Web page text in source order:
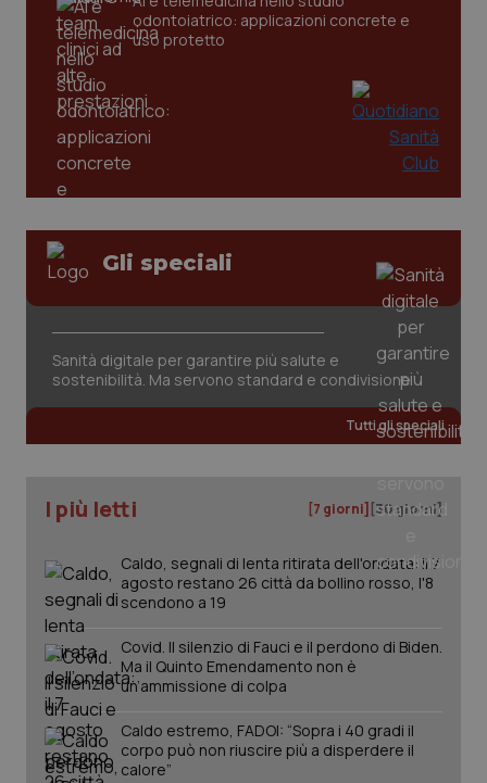
odontoiatrico: applicazioni concrete e
uso protetto
Gli speciali
Sanità digitale per garantire più salute e
sostenibilità. Ma servono standard e condivisione
Tutti gli speciali
I più letti [7 giorni] [30 giorni]
Caldo, segnali di lenta ritirata dell'ondata: il 7
agosto restano 26 città da bollino rosso, l'8
scendono a 19
Covid. Il silenzio di Fauci e il perdono di Biden.
Ma il Quinto Emendamento non è
un’ammissione di colpa
Caldo estremo, FADOI: “Sopra i 40 gradi il
corpo può non riuscire più a disperdere il
calore”
www.quotidianosanita.it
tracking-sites-ironfish-
www.quotidianosanita.it
tracking-sites-ironfish-
session-id
www.quotidianosanita.it
_ga